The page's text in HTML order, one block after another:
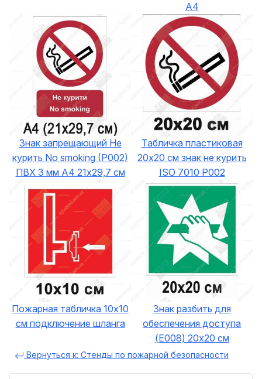
А4
Знак запрещающий Не
курить No smoking (P002)
ПВХ 3 мм А4 21х29,7 см
Табличка пластиковая
20x20 см знак не курить
ISO 7010 P002
Пожарная табличка 10х10
см подключение шланга
Знак разбить для
обеспечения доступа
(E008) 20х20 см
Вернуться к: Стенды по пожарной безопасности